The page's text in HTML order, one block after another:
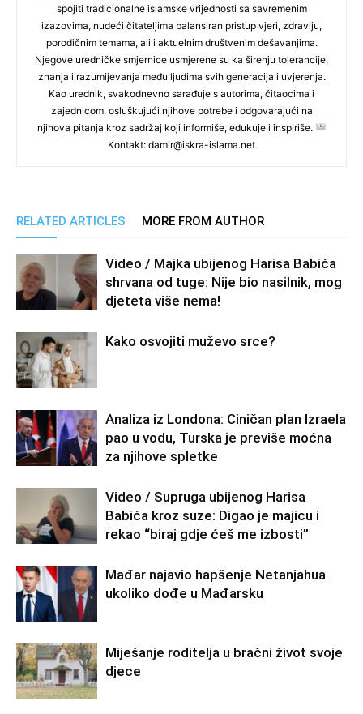
spojiti tradicionalne islamske vrijednosti sa savremenim
izazovima, nudeći čitateljima balansiran pristup vjeri, zdravlju,
porodičnim temama, ali i aktuelnim društvenim dešavanjima.
Njegove uredničke smjernice usmjerene su ka širenju tolerancije,
znanja i razumijevanja među ljudima svih generacija i uvjerenja.
Kao urednik, svakodnevno sarađuje s autorima, čitaocima i
zajednicom, osluškujući njihove potrebe i odgovarajući na
njihova pitanja kroz sadržaj koji informiše, edukuje i inspiriše.
Kontakt: damir@iskra-islama.net
RELATED ARTICLES MORE FROM AUTHOR
Video / Majka ubijenog Harisa Babića
shrvana od tuge: Nije bio nasilnik, mog
djeteta više nema!
Kako osvojiti muževo srce?
Analiza iz Londona: Ciničan plan Izraela
pao u vodu, Turska je previše moćna
za njihove spletke
Video / Supruga ubijenog Harisa
Babića kroz suze: Digao je majicu i
rekao “biraj gdje ćeš me izbosti”
Mađar najavio hapšenje Netanjahua
ukoliko dođe u Mađarsku
Miješanje roditelja u bračni život svoje
djece